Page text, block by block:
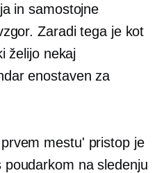
in samostojne
Zaradi tega je kot
želijo nekaj
enostaven za
mestu' pristop je
na sledenju